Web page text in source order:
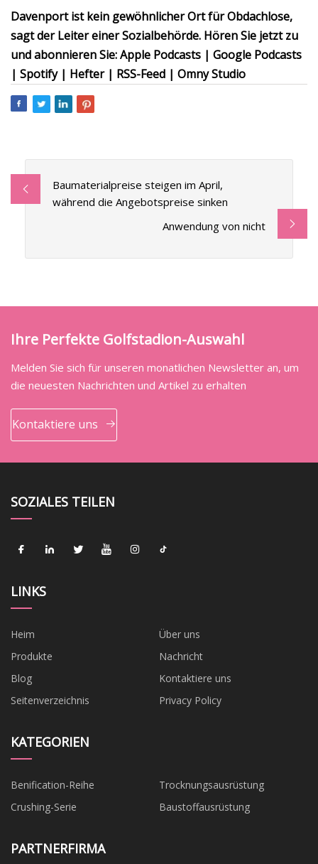
Davenport ist kein gewöhnlicher Ort für Obdachlose,
sagt der Leiter einer Sozialbehörde. Hören Sie jetzt zu
und abonnieren Sie: Apple Podcasts | Google Podcasts
| Spotify | Hefter | RSS-Feed | Omny Studio
Baumaterialpreise steigen im April,
während die Angebotspreise sinken
Anwendung von nicht
Ihre Perfekte Golfstadion-Auswahl
Melden Sie sich für unseren monatlichen Newsletter an, um
die neuesten Nachrichten und Artikel zu erhalten
Kontaktiere uns
SOZIALES TEILEN
LINKS
Heim
Über uns
Produkte
Nachricht
Blog
Kontaktiere uns
Seitenverzeichnis
Privacy Policy
KATEGORIEN
Benification-Reihe
Trocknungsausrüstung
Crushing-Serie
Baustoffausrüstung
PARTNERFIRMA